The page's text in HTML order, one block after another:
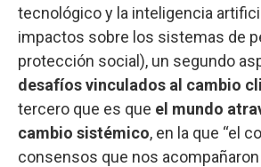
tecnológico y la inteligencia
impactos sobre los sistemas de
protección social), un segundo
desafíos vinculados al cambio
tercero que es que el mundo
cambio sistémico, en la que “el
consensos que nos